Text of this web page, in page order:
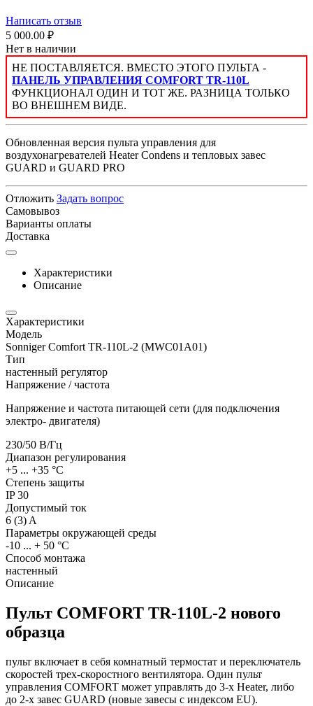
Написать отзыв
5 000.00 ₽
Нет в наличии
НЕ ПОСТАВЛЯЕТСЯ. ВМЕСТО ЭТОГО ПУЛЬТА -
ПАНЕЛЬ УПРАВЛЕНИЯ COMFORT TR-110L
ФУНКЦИОНАЛ ОДИН И ТОТ ЖЕ. РАЗНИЦА ТОЛЬКО
ВО ВНЕШНЕМ ВИДЕ.
Обновленная версия пульта управления для
воздухонагревателей Heater Condens и тепловых завес
GUARD и GUARD PRO
Отложить Задать вопрос
Самовывоз
Варианты оплаты
Доставка
Характеристики
Описание
Характеристики
Модель
Sonniger Comfort TR-110L-2 (MWC01A01)
Тип
настенный регулятор
Напряжение / частота
Напряжение и частота питающей сети (для подключения
электро- двигателя)
230/50 В/Гц
Диапазон регулирования
+5 ... +35 °C
Степень защиты
IP30
Допустимый ток
6 (3) A
Параметры окружающей среды
-10 ... + 50 °С
Способ монтажа
настенный
Описание
Пульт COMFORT TR-110L-2 нового
образца
пульт включает в себя комнатный термостат и переключатель
скоростей трех-скоростного вентилятора. Один пульт
управления COMFORT может управлять до 3-х Heater, либо
до 2-х завес GUARD (новые завесы с индексом EU).